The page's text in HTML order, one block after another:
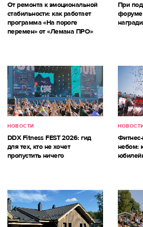
От ремонта к эмоциональной
стабильности: как работает
программа «На пороге
перемен» от «Лемана ПРО»
При
форуме
НОВОСТИ
DDX Fitness FEST 2026: гид
для тех, кто не хочет
пропустить ничего
небом: